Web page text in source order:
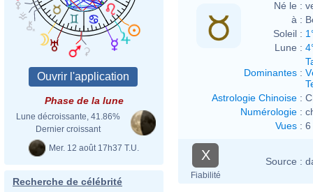
Phase de la lune
Lune décroissante, 41.86%
Dernier croissant
Mer. 12 août 17h37 T.U.
Recherche de célébrité
Né le :
à :
Soleil :
Lune :
Dominantes :
Astrologie Chinoise :
Numérologie :
Vues : 6
X
Fiabilité
Source :